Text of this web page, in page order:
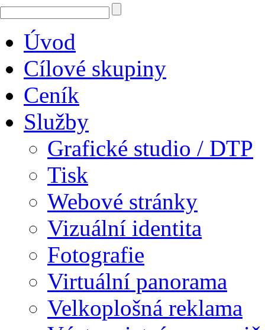
Úvod
Cílové skupiny
Ceník
Služby
Grafické studio / DTP
Tisk
Webové stránky
Vizuální identita
Fotografie
Virtuální panorama
Velkoplošná reklama